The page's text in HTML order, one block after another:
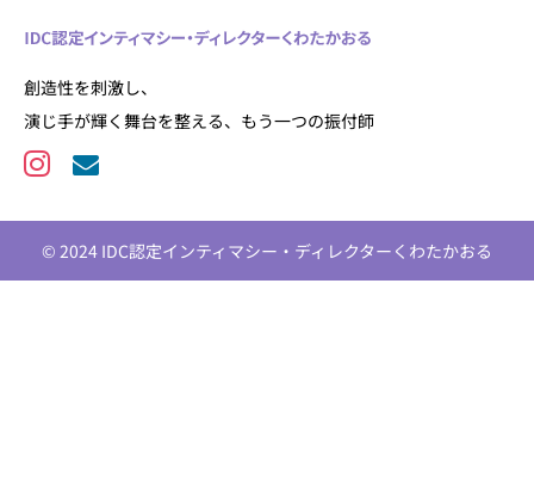
創造性を刺激し、
演じ手が輝く舞台を整える、もう一つの振付師
© 2024 IDC認定インティマシー・ディレクターくわたかおる